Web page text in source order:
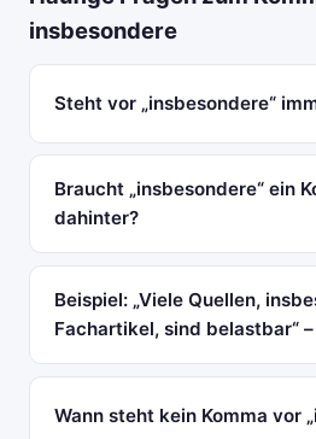
insbesondere
Steht vor „insbesondere“
Braucht „insbesondere“ ein
dahinter?
Beispiel: „Viele Quellen,
Fachartikel, sind belastbar“
Wann steht kein Komma vor